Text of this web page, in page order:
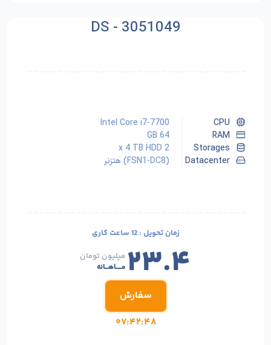
DS - 3051049
CPU
Intel Core i7-7700
RAM
64 GB
Storages
2 x 4 TB HDD
Datacenter
(FSN1-DC8) هتزنر
زمان تحویل :12 ساعت کاری
میلیون تومان
مـــــاهـــانه ۲۳.۴
۰۷:۴۲:۴۶
سفارش